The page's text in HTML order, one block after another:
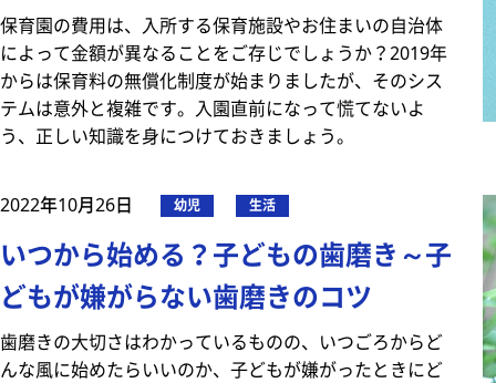
保育園の費用は、入所する保育施設やお住まいの自治体
によって金額が異なることをご存じでしょうか？2019年
からは保育料の無償化制度が始まりましたが、そのシス
テムは意外と複雑です。入園直前になって慌てないよ
う、正しい知識を身につけておきましょう。
2022年10月26日 幼児 生活
いつから始める？子どもの歯磨き～子
どもが嫌がらない歯磨きのコツ
歯磨きの大切さはわかっているものの、いつごろからど
んな風に始めたらいいのか、子どもが嫌がったときにど